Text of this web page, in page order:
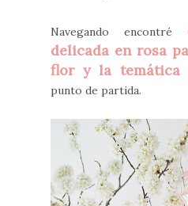
Navegando encontré
delicada en rosa
flor y la temática
punto de partida.